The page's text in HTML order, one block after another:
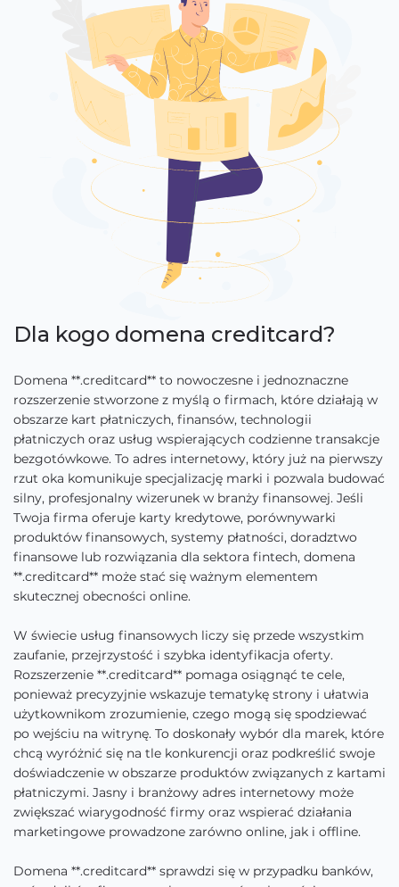
Dla kogo domena creditcard?
Domena **.creditcard** to nowoczesne i jednoznaczne
rozszerzenie stworzone z myślą o firmach, które działają w
obszarze kart płatniczych, finansów, technologii
płatniczych oraz usług wspierających codzienne transakcje
bezgotówkowe. To adres internetowy, który już na pierwszy
rzut oka komunikuje specjalizację marki i pozwala budować
silny, profesjonalny wizerunek w branży finansowej. Jeśli
Twoja firma oferuje karty kredytowe, porównywarki
produktów finansowych, systemy płatności, doradztwo
finansowe lub rozwiązania dla sektora fintech, domena
**.creditcard** może stać się ważnym elementem
skutecznej obecności online.
W świecie usług finansowych liczy się przede wszystkim
zaufanie, przejrzystość i szybka identyfikacja oferty.
Rozszerzenie **.creditcard** pomaga osiągnąć te cele,
ponieważ precyzyjnie wskazuje tematykę strony i ułatwia
użytkownikom zrozumienie, czego mogą się spodziewać
po wejściu na witrynę. To doskonały wybór dla marek, które
chcą wyróżnić się na tle konkurencji oraz podkreślić swoje
doświadczenie w obszarze produktów związanych z kartami
płatniczymi. Jasny i branżowy adres internetowy może
zwiększać wiarygodność firmy oraz wspierać działania
marketingowe prowadzone zarówno online, jak i offline.
Domena **.creditcard** sprawdzi się w przypadku banków,